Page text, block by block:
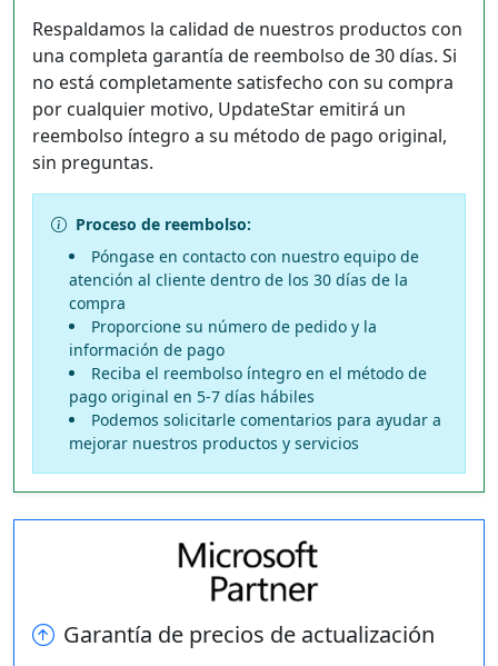
Respaldamos la calidad de nuestros productos con
una completa garantía de reembolso de 30 días. Si
no está completamente satisfecho con su compra
por cualquier motivo, UpdateStar emitirá un
reembolso íntegro a su método de pago original,
sin preguntas.
Proceso de reembolso:
Póngase en contacto con nuestro equipo de
atención al cliente dentro de los 30 días de la
compra
Proporcione su número de pedido y la
información de pago
Reciba el reembolso íntegro en el método de
pago original en 5-7 días hábiles
Podemos solicitarle comentarios para ayudar a
mejorar nuestros productos y servicios
Garantía de precios de actualización